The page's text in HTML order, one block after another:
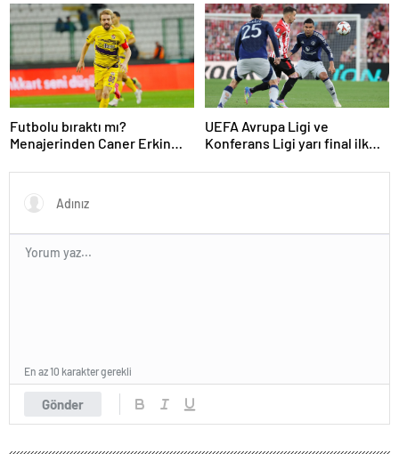
Futbolu bıraktı mı?
Menajerinden Caner Erkin
UEFA Avrupa Ligi ve
Konferans Ligi yarı final ilk
Gönder
En az 10 karakter gerekli